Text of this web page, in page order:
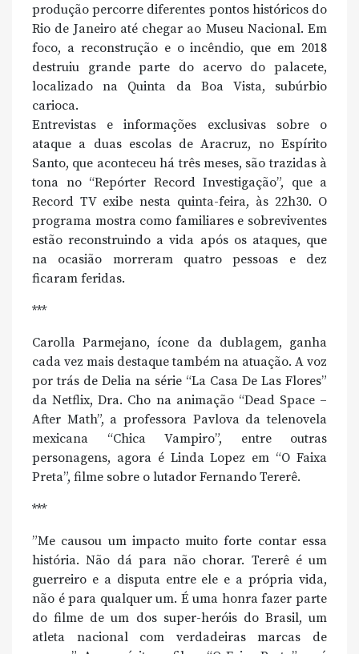
produção percorre diferentes pontos históricos do
Rio de Janeiro até chegar ao Museu Nacional. Em
foco, a reconstrução e o incêndio, que em 2018
destruiu grande parte do acervo do palacete,
localizado na Quinta da Boa Vista, subúrbio
carioca.
Entrevistas e informações exclusivas sobre o
ataque a duas escolas de Aracruz, no Espírito
Santo, que aconteceu há três meses, são trazidas à
tona no “Repórter Record Investigação”, que a
Record TV exibe nesta quinta-feira, às 22h30. O
programa mostra como familiares e sobreviventes
estão reconstruindo a vida após os ataques, que
na ocasião morreram quatro pessoas e dez
ficaram feridas.
***
Carolla Parmejano, ícone da dublagem, ganha
cada vez mais destaque também na atuação. A voz
por trás de Delia na série “La Casa De Las Flores”
da Netflix, Dra. Cho na animação “Dead Space –
After Math”, a professora Pavlova da telenovela
mexicana “Chica Vampiro”, entre outras
personagens, agora é Linda Lopez em “O Faixa
Preta”, filme sobre o lutador Fernando Tererê.
***
”Me causou um impacto muito forte contar essa
história. Não dá para não chorar. Tererê é um
guerreiro e a disputa entre ele e a própria vida,
não é para qualquer um. É uma honra fazer parte
do filme de um dos super-heróis do Brasil, um
atleta nacional com verdadeiras marcas de